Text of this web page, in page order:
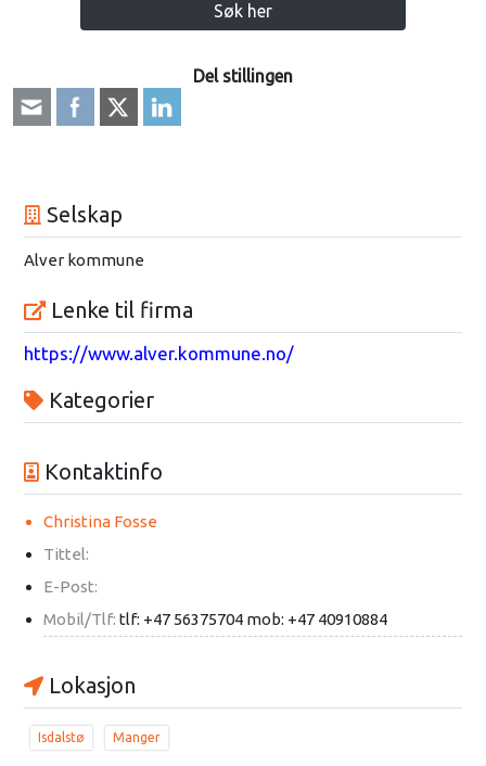
Søk her
Del stillingen
Selskap
Alver kommune
Lenke til firma
https://www.alver.kommune.no/
Kategorier
Kontaktinfo
Christina Fosse
Tittel:
E-Post:
Mobil/Tlf: tlf: +47 56375704 mob: +47 40910884
Lokasjon
Isdalstø Manger